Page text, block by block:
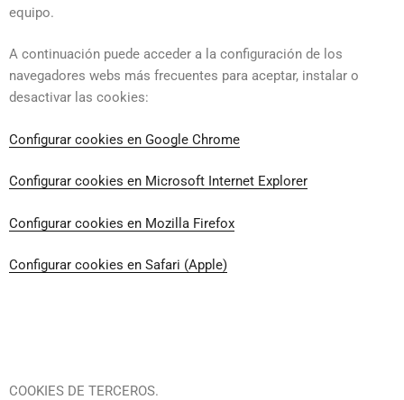
equipo.
A continuación puede acceder a la configuración de los
navegadores webs más frecuentes para aceptar, instalar o
desactivar las cookies:
Configurar cookies en Google Chrome
Configurar cookies en Microsoft Internet Explorer
Configurar cookies en Mozilla Firefox
Configurar cookies en Safari (Apple)
COOKIES DE TERCEROS.